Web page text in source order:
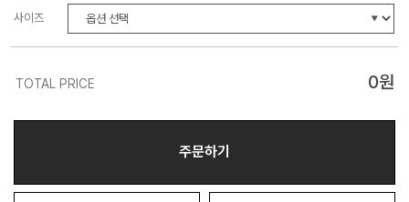
사이즈
TOTAL PRICE 0원
주문하기